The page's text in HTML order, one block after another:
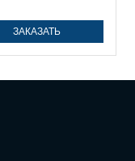
ЗАКАЗАТЬ